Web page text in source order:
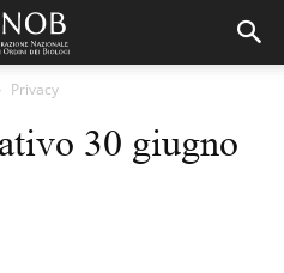
Privacy
30 giugno